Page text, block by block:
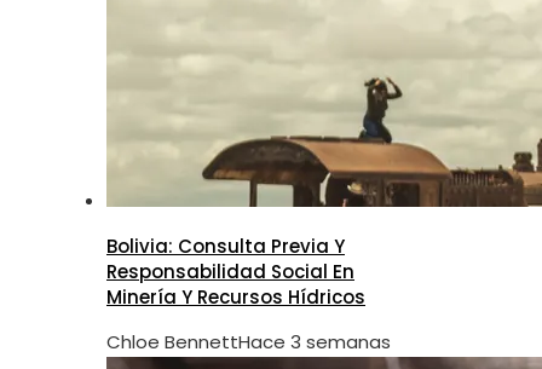
Bolivia: Consulta Previa Y
Responsabilidad Social En
Minería Y Recursos Hídricos
Chloe BennettHace 3 semanas